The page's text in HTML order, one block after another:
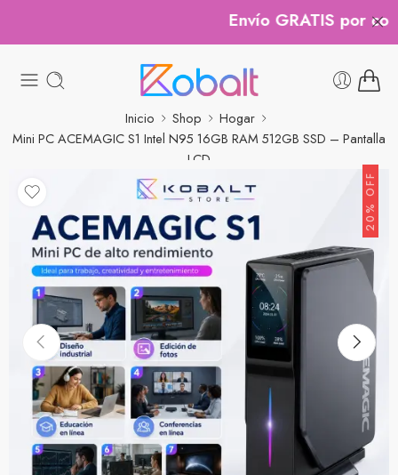
Envío GRATIS por
Inicio Shop
Hogar
Mini PC ACEMAGIC S1 Intel N95 16GB RAM 512GB SSD – Pantalla
LCD
20% OFF